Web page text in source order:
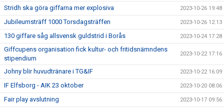
Stridh ska göra giffarna mer explosiva 2023-10-26 19:48
Jubileumsträff 1000 Torsdagsträffen 2023-10-26 12:13
130 giffare såg allsvensk guldstrid i Borås 2023-10-24 17:28
Giffcupens organisation fick kultur- och fritidsnämndens
stipendium
2023-10-22 17:16
Johny blir huvudtränare i TG&IF 2023-10-22 16:09
IF Elfsborg - AIK 23 oktober 2023-10-20 08:06
Fair play avslutning 2023-10-17 09:56